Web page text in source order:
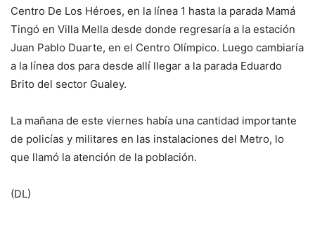
Centro De Los Héroes, en la línea 1 hasta la parada Mamá
Tingó en Villa Mella desde donde regresaría a la estación
Juan Pablo Duarte, en el Centro Olímpico. Luego cambiaría
a la línea dos para desde allí llegar a la parada Eduardo
Brito del sector Gualey.
La mañana de este viernes había una cantidad importante
de policías y militares en las instalaciones del Metro, lo
que llamó la atención de la población.
(DL)